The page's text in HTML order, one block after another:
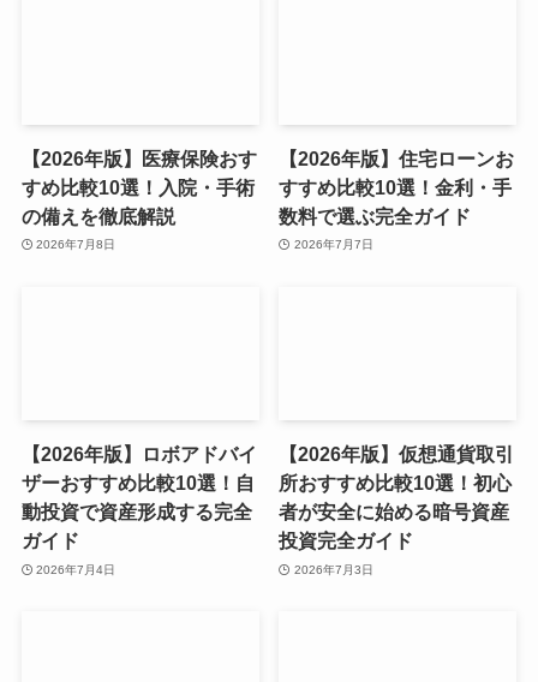
【2026年版】医療保険おす
すめ比較10選！入院・手術
の備えを徹底解説
2026年7月8日
【2026年版】住宅ローンお
すすめ比較10選！金利・手
数料で選ぶ完全ガイド
2026年7月7日
【2026年版】ロボアドバイ
ザーおすすめ比較10選！自
動投資で資産形成する完全
ガイド
2026年7月4日
【2026年版】仮想通貨取引
所おすすめ比較10選！初心
者が安全に始める暗号資産
投資完全ガイド
2026年7月3日